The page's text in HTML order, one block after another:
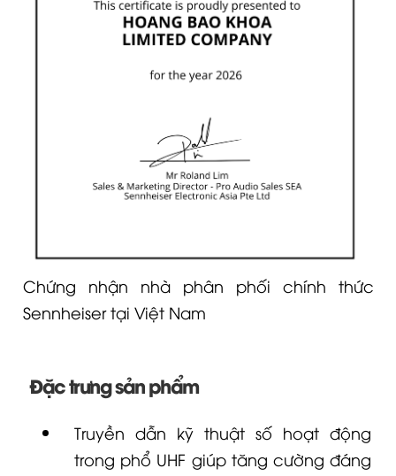
Chứng nhận nhà phân phối chính thức
Sennheiser tại Việt Nam
Đặc trưng sản phẩm
Truyền dẫn kỹ thuật số hoạt động
trong phổ UHF giúp tăng cường đáng